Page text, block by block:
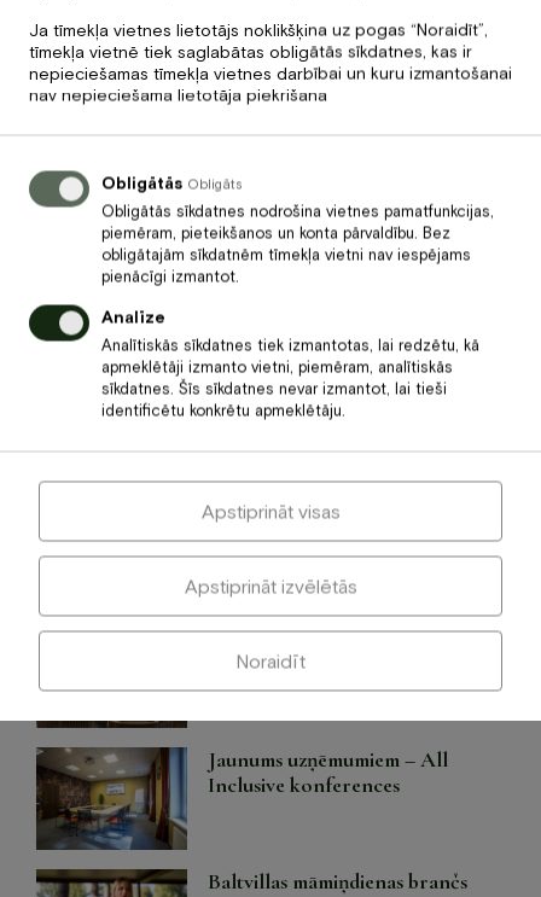
Iepazīstieties ar mūsu piedāvājumu un izvēlieties sev
tīkamāko!
Iepriekšējais
Vīna vakariņas “Piecas kārtas
– pieci vīni”
Meklēt
Jaunākie raksti
Vasara ir sākusies restorāna
Baltvilla terasē!
Jaunums uzņēmumiem – All
Inclusive konferences
Baltvillas māmiņdienas brančs
Ja tīmekļa vietnes lietotājs noklikšķina uz pogas “Noraidīt”,
tīmekļa vietnē tiek saglabātas obligātās sīkdatnes, kas ir
nepieciešamas tīmekļa vietnes darbībai un kuru izmantošanai
nav nepieciešama lietotāja piekrišana
Obligātās Obligāts
Obligātās sīkdatnes nodrošina vietnes pamatfunkcijas,
piemēram, pieteikšanos un konta pārvaldību. Bez
obligātajām sīkdatnēm tīmekļa vietni nav iespējams
pienācīgi izmantot.
Analīze
Analītiskās sīkdatnes tiek izmantotas, lai redzētu, kā
apmeklētāji izmanto vietni, piemēram, analītiskās
sīkdatnes. Šīs sīkdatnes nevar izmantot, lai tieši
identificētu konkrētu apmeklētāju.
Noraidīt
Apstiprināt izvēlētās
Apstiprināt visas